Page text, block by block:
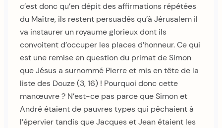
c’est donc qu’en dépit des affirmations répétées
du Maître, ils restent persuadés qu’à Jérusalem il
va instaurer un royaume glorieux dont ils
convoitent d’occuper les places d’honneur. Ce qui
est une remise en question du primat de Simon
que Jésus a surnommé Pierre et mis en tête de la
liste des Douze (3, 16) ! Pourquoi donc cette
manœuvre ? N’est-ce pas parce que Simon et
André étaient de pauvres types qui pêchaient à
l’épervier tandis que Jacques et Jean étaient les